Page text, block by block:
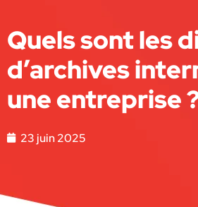
Quels sont les
d’archives
une entreprise
23 juin 2025